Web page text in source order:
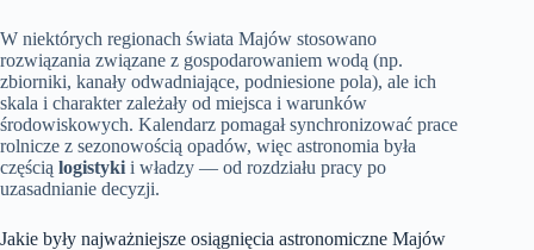
W niektórych regionach świata Majów stosowano
rozwiązania związane z gospodarowaniem wodą (np.
zbiorniki, kanały odwadniające, podniesione pola), ale ich
skala i charakter zależały od miejsca i warunków
środowiskowych. Kalendarz pomagał synchronizować prace
rolnicze z sezonowością opadów, więc astronomia była
częścią logistyki i władzy — od rozdziału pracy po
uzasadnianie decyzji.
Jakie były najważniejsze osiągnięcia astronomiczne Majów